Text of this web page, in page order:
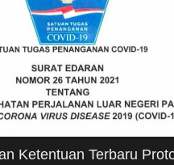
Ketentuan Terbaru